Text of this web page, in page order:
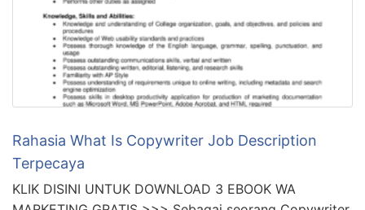
Rahasia What Is Copywriter Job Description
Terpecaya
KLIK DISINI UNTUK DOWNLOAD 3 EBOOK WA